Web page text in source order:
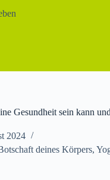
Gesundheit sein kann
2024
deines Körpers,